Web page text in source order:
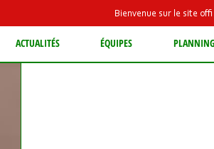
Bienvenue sur le site
ACTUALITÉS ÉQUIPES